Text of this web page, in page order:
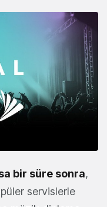
bir süre sonra,
servislerle